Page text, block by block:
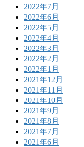
2022年7月
2022年6月
2022年5月
2022年4月
2022年3月
2022年2月
2022年1月
2021年12月
2021年11月
2021年10月
2021年9月
2021年8月
2021年7月
2021年6月